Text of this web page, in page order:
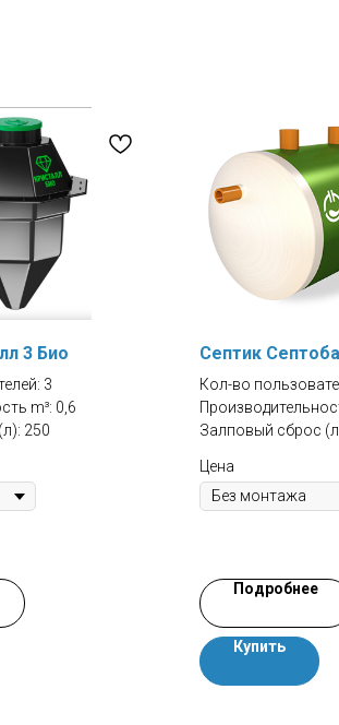
3 Био
3
m³: 0,6
250
Септик
Кол-во
Залповый сброс
Цена
Подробнее
Купить